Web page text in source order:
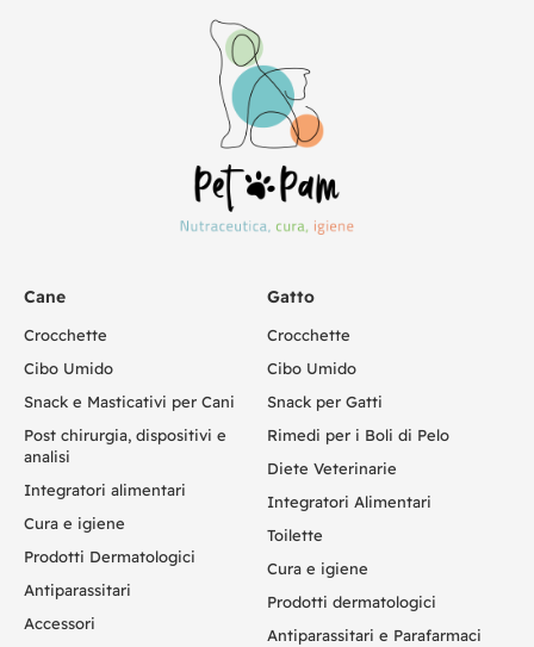
Cane
Crocchette
Cibo Umido
Snack e Masticativi per Cani
Post chirurgia, dispositivi e
analisi
Integratori alimentari
Cura e igiene
Prodotti Dermatologici
Antiparassitari
Accessori
Gatto
Crocchette
Cibo Umido
Snack per Gatti
Rimedi per i Boli di Pelo
Diete Veterinarie
Integratori Alimentari
Toilette
Cura e igiene
Prodotti dermatologici
Antiparassitari e Parafarmaci